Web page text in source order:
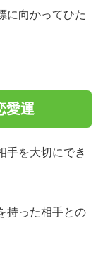
に向かってひた
愛運
手を大切にでき
持った相手との